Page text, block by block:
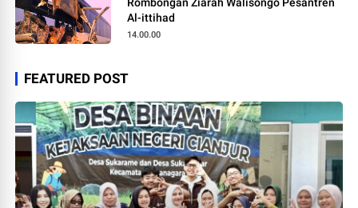
Al-ittihad
14.00.00
FEATURED POST